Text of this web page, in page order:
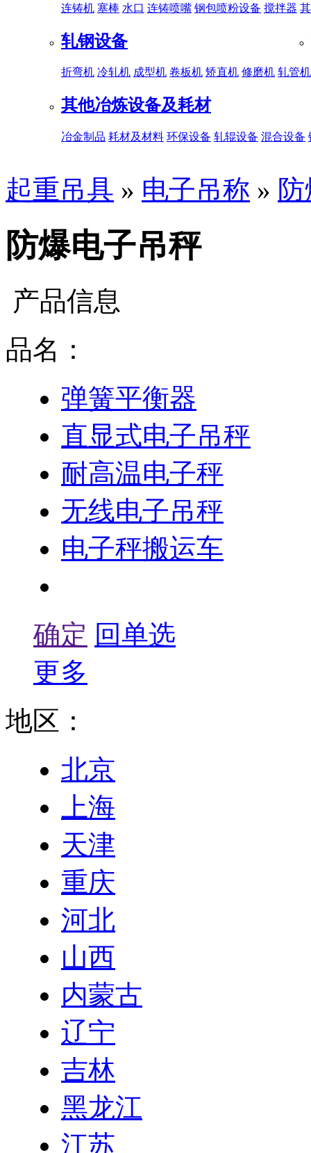
连铸机 塞棒 水口 连铸喷嘴 钢包喷粉设备 搅拌器
轧钢设备
折弯机 冷轧机 成型机 卷板机 矫直机 修磨机 轧管机
其他冶炼设备及耗材
冶金制品 耗材及材料 环保设备 轧辊设备 混合设备
起重吊具 » 电子吊称 »
防爆电子吊秤
产品信息
品名：
弹簧平衡器
直显式电子吊秤
耐高温电子秤
无线电子吊秤
电子秤搬运车
确定 回单选
更多
地区：
北京
上海
天津
重庆
河北
山西
内蒙古
辽宁
吉林
黑龙江
江苏